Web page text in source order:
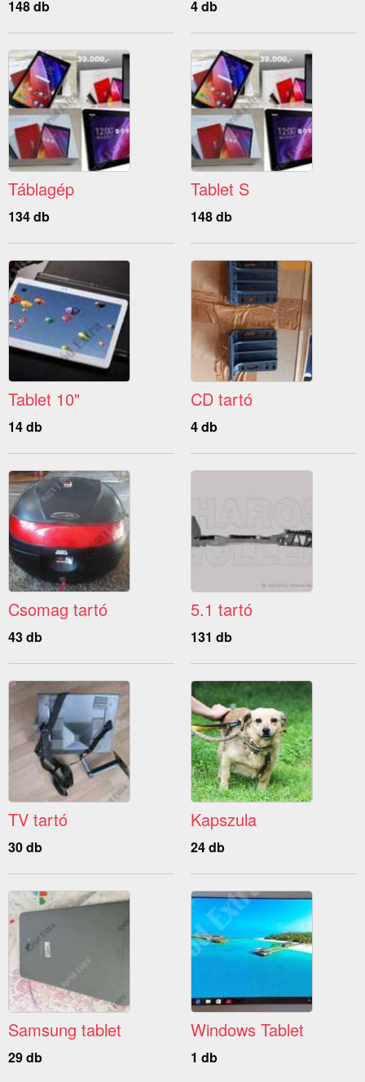
148 db 4 db
Táblagép
134 db
Tablet S
148 db
Tablet 10"
14 db
CD tartó
4 db
Csomag tartó
43 db
5.1 tartó
131 db
TV tartó
30 db
Kapszula
24 db
Samsung tablet
29 db
Windows Tablet
1 db